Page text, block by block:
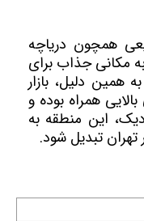
همچون دریاچه
مکانی جذاب برای
دلیل، بازار
همراه بوده و
این منطقه به
تبدیل شود.